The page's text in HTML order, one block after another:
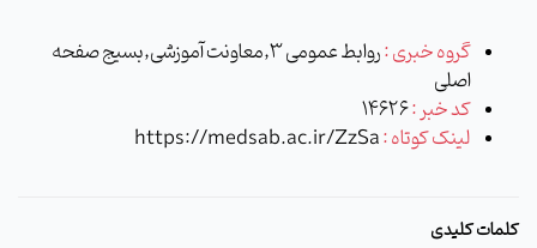
گروه خبری :
روابط عمومی 3,معاونت آموزشی,بسیج صفحه
اصلی
کد خبر :14626
لینک کوتاه :https://medsab.ac.ir/ZzSa
کلمات کلیدی